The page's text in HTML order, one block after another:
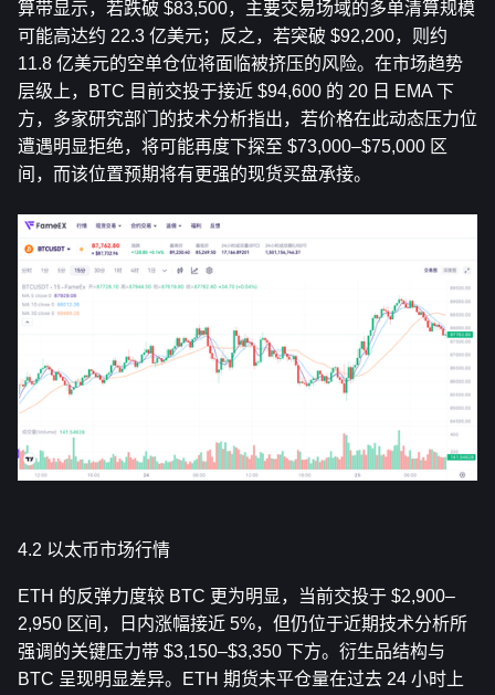
算带显示，若跌破 $83,500，主要交易场域的多单清算规模
可能高达约 22.3 亿美元；反之，若突破 $92,200，则约
11.8 亿美元的空单仓位将面临被挤压的风险。在市场趋势
层级上，BTC 目前交投于接近 $94,600 的 20 日 EMA 下
方，多家研究部门的技术分析指出，若价格在此动态压力位
遭遇明显拒绝，将可能再度下探至 $73,000–$75,000 区
间，而该位置预期将有更强的现货买盘承接。
4.2 以太币市场行情
ETH 的反弹力度较 BTC 更为明显，当前交投于 $2,900–
2,950 区间，日内涨幅接近 5%，但仍位于近期技术分析所
强调的关键压力带 $3,150–$3,350 下方。衍生品结构与
BTC 呈现明显差异。ETH 期货未平仓量在过去 24 小时上